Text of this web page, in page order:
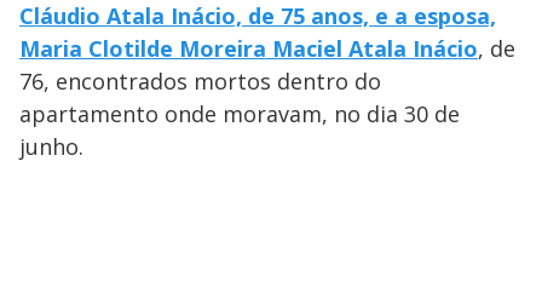
Cláudio Atala Inácio, de 75 anos, e a esposa,
Maria Clotilde Moreira Maciel Atala Inácio, de
76, encontrados mortos dentro do
apartamento onde moravam, no dia 30 de
junho.